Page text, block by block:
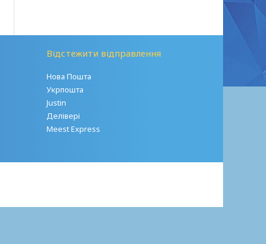
Відстежити відправлення
Нова Пошта
Укрпошта
Justin
Делівері
Meest Express